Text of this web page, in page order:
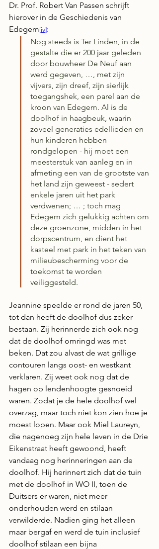
Dr. Prof. Robert Van Passen schrijft
hierover in de Geschiedenis van
Edegem[iv]:
Nog steeds is Ter Linden, in de
gestalte die er 200 jaar geleden
door bouwheer De Neuf aan
werd gegeven, …, met zijn
vijvers, zijn dreef, zijn sierlijk
toegangshek, een parel aan de
kroon van Edegem. Al is de
doolhof in haagbeuk, waarin
zoveel generaties edellieden en
hun kinderen hebben
rondgelopen - hij moet een
meesterstuk van aanleg en in
afmeting een van de grootste van
het land zijn geweest - sedert
enkele jaren uit het park
verdwenen; … ; toch mag
Edegem zich gelukkig achten om
deze groenzone, midden in het
dorpscentrum, en dient het
kasteel met park in het teken van
milieubescherming voor de
toekomst te worden
veiliggesteld.
Jeannine speelde er rond de jaren 50,
tot dan heeft de doolhof dus zeker
bestaan. Zij herinnerde zich ook nog
dat de doolhof omringd was met
beken. Dat zou alvast de wat grillige
contouren langs oost- en westkant
verklaren. Zij weet ook nog dat de
hagen op lendenhoogte gesnoeid
waren. Zodat je de hele doolhof wel
overzag, maar toch niet kon zien hoe je
moest lopen. Maar ook Miel Laureyn,
die nagenoeg zijn hele leven in de Drie
Eikenstraat heeft gewoond, heeft
vandaag nog herinneringen aan de
doolhof. Hij herinnert zich dat de tuin
met de doolhof in WO II, toen de
Duitsers er waren, niet meer
onderhouden werd en stilaan
verwilderde. Nadien ging het alleen
maar bergaf en werd de tuin inclusief
doolhof stilaan een bijna